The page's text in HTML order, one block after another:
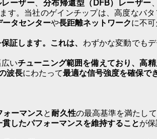
ーザー、 分布帰還型（DFB）レーザー、
す。当社のゲインチップは、高度なバ
ータセンターや長距離ネットワークに不可
証します。これは、 わずかな変動でも
広いチューニング範囲を備えており、高
波長にわたって最適な信号強度を確保で
ォーマンスと 耐久性の最高基準を満たし
貫したパフォーマンスを維持することが保